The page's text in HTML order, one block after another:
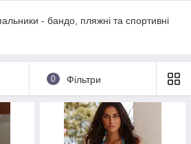
- бандо, пляжні та спортивні
0 Фільтри